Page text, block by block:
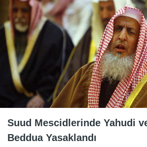
Suud Mescidlerinde Yahudi
Beddua Yasaklandı